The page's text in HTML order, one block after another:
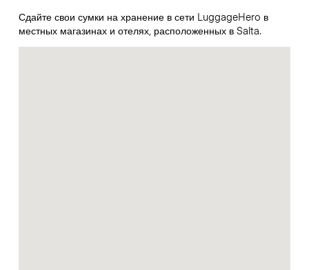
Сдайте свои сумки на хранение в сети LuggageHero в
местных магазинах и отелях, расположенных в Salta.